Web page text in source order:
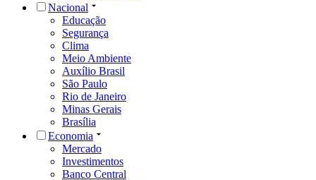
Nacional
Educação
Segurança
Clima
Meio Ambiente
Auxílio Brasil
São Paulo
Rio de Janeiro
Minas Gerais
Brasília
Economia
Mercado
Investimentos
Banco Central